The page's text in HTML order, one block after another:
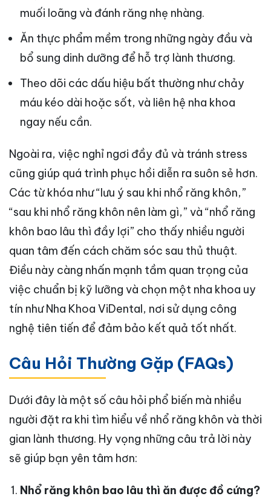
muối loãng và đánh răng nhẹ nhàng.
Ăn thực phẩm mềm trong những ngày đầu và
bổ sung dinh dưỡng để hỗ trợ lành thương.
Theo dõi các dấu hiệu bất thường như chảy
máu kéo dài hoặc sốt, và liên hệ nha khoa
ngay nếu cần.
Ngoài ra, việc nghỉ ngơi đầy đủ và tránh stress
cũng giúp quá trình phục hồi diễn ra suôn sẻ hơn.
Các từ khóa như “lưu ý sau khi nhổ răng khôn,”
“sau khi nhổ răng khôn nên làm gì,” và “nhổ răng
khôn bao lâu thì đầy lợi” cho thấy nhiều người
quan tâm đến cách chăm sóc sau thủ thuật.
Điều này càng nhấn mạnh tầm quan trọng của
việc chuẩn bị kỹ lưỡng và chọn một nha khoa uy
tín như Nha Khoa ViDental, nơi sử dụng công
nghệ tiên tiến để đảm bảo kết quả tốt nhất.
Câu Hỏi Thường Gặp (FAQs)
Dưới đây là một số câu hỏi phổ biến mà nhiều
người đặt ra khi tìm hiểu về nhổ răng khôn và thời
gian lành thương. Hy vọng những câu trả lời này
sẽ giúp bạn yên tâm hơn:
Nhổ răng khôn bao lâu thì ăn được đồ cứng?